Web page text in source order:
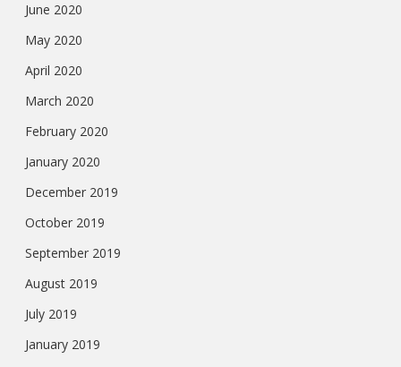
June 2020
May 2020
April 2020
March 2020
February 2020
January 2020
December 2019
October 2019
September 2019
August 2019
July 2019
January 2019